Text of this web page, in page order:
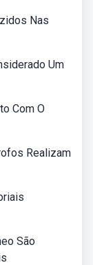
Nas
Um
Com O
Realizam
São